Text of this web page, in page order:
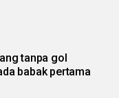
tanpa gol
babak pertama